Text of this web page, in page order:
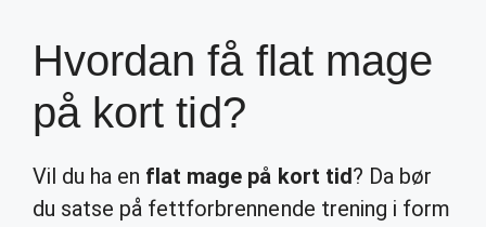
Hvordan få flat mage
på kort tid?
Vil du ha en flat mage på kort tid? Da bør
du satse på fettforbrennende trening i form